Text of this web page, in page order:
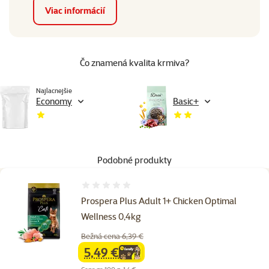
Viac informácií
Čo znamená kvalita krmiva?
Economy
Najlacnejšie
Basic+
Podobné produkty
Prospera Plus Adult 1+ Chicken Optimal
Wellness 0,4kg
Bežná cena 6,39 €
familycena
5,49 €